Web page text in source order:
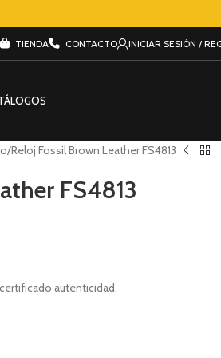
TIENDA CONTACTO INICIAR SESIÓN /
Reloj Fossil Brown Leather FS4813
FS4813
autenticidad.